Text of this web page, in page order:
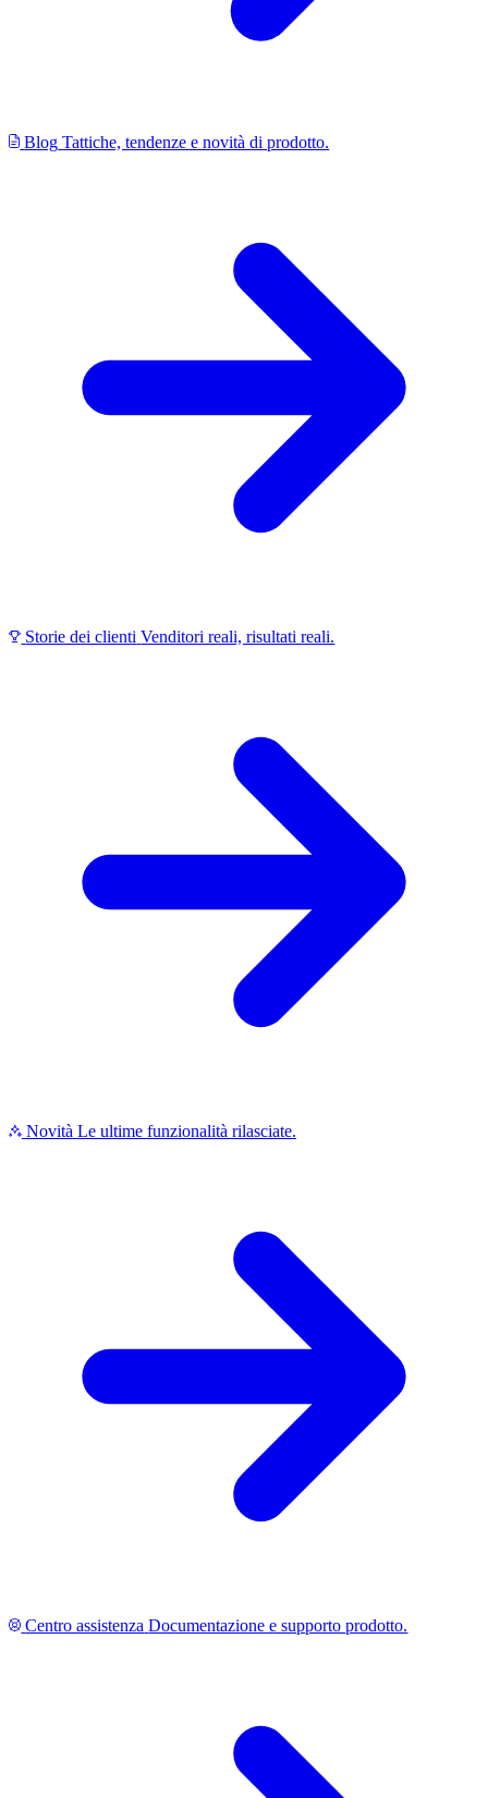
Blog Tattiche, tendenze e novità di prodotto.
Storie dei clienti Venditori reali, risultati reali.
Novità Le ultime funzionalità rilasciate.
Centro assistenza Documentazione e supporto prodotto.